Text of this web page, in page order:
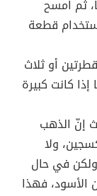
ثم امسح
قطعة
أو ثلاث
كانت كبيرة
إنّ الذهب
ولا
ولكن في حال
الأسود، فهذا